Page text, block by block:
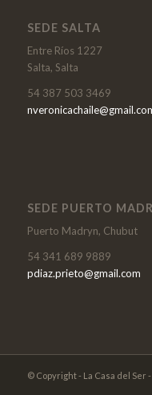
SEDE SALTA
Entre Ríos 1227
Salta, Salta
54 387 503 3469
SEDE PUERTO
Puerto Madryn, Chubut
54 341 689 9889
pdiaz.prieto@gmail.com
© Copyright - La Casa del Ser -